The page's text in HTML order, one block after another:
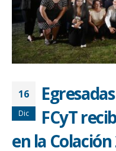
16
Dic
FCyT
en la Colación